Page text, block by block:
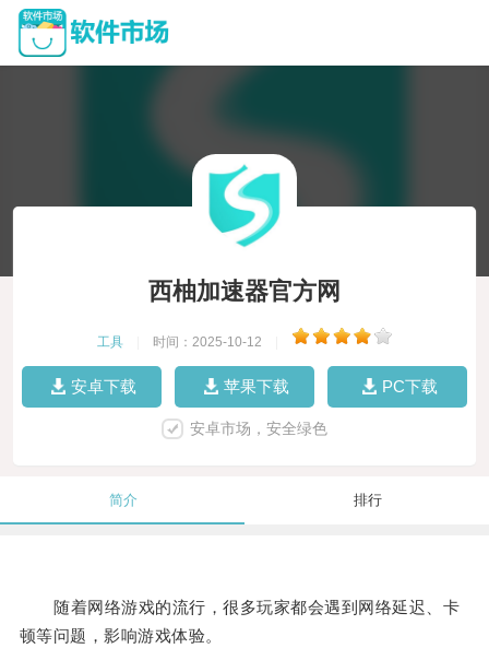
西柚加速器官方网
工具 时间：2025-10-12
安卓下载 苹果下载 PC下载
安卓市场，安全绿色
简介 排行
随着网络游戏的流行，很多玩家都会遇到网络延迟、卡
顿等问题，影响游戏体验。